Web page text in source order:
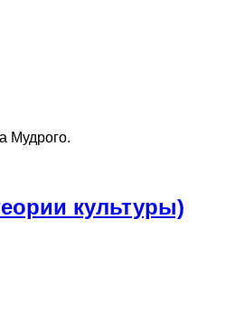
Мудрого.
культуры)